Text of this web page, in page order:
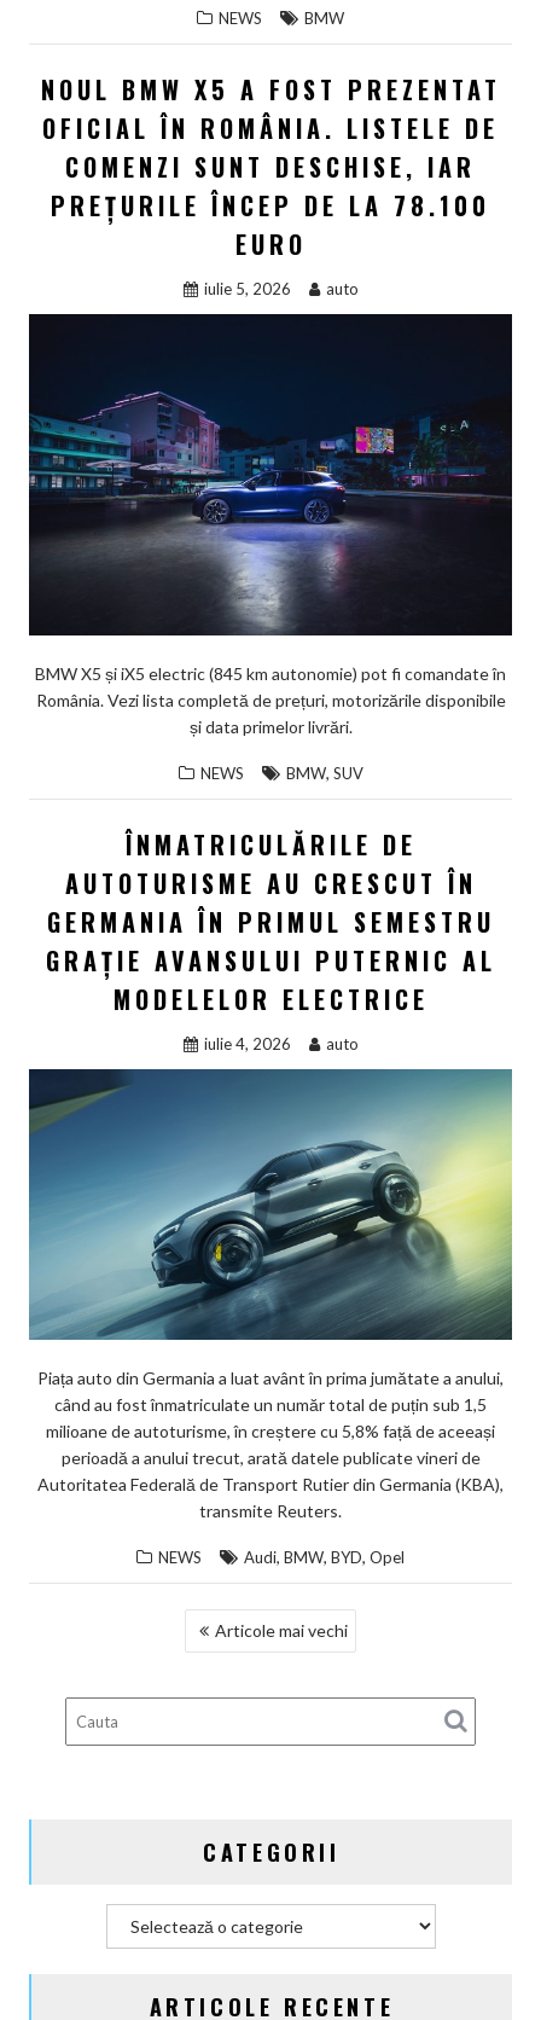
NEWS BMW
NOUL BMW X5 A FOST PREZENTAT
OFICIAL ÎN ROMÂNIA. LISTELE DE
COMENZI SUNT DESCHISE, IAR
PREȚURILE ÎNCEP DE LA 78.100
EURO
iulie 5, 2026 auto
BMW X5 și iX5 electric (845 km autonomie) pot fi comandate în
România. Vezi lista completă de prețuri, motorizările disponibile
și data primelor livrări.
NEWS BMW, SUV
ÎNMATRICULĂRILE DE
AUTOTURISME AU CRESCUT ÎN
GERMANIA ÎN PRIMUL SEMESTRU
GRAȚIE AVANSULUI PUTERNIC AL
MODELELOR ELECTRICE
iulie 4, 2026 auto
Piața auto din Germania a luat avânt în prima jumătate a anului,
când au fost înmatriculate un număr total de puțin sub 1,5
milioane de autoturisme, în creștere cu 5,8% față de aceeași
perioadă a anului trecut, arată datele publicate vineri de
Autoritatea Federală de Transport Rutier din Germania (KBA),
transmite Reuters.
NEWS Audi, BMW, BYD, Opel
ARTICOLE
Articole mai vechi
CATEGORII
ARTICOLE RECENTE